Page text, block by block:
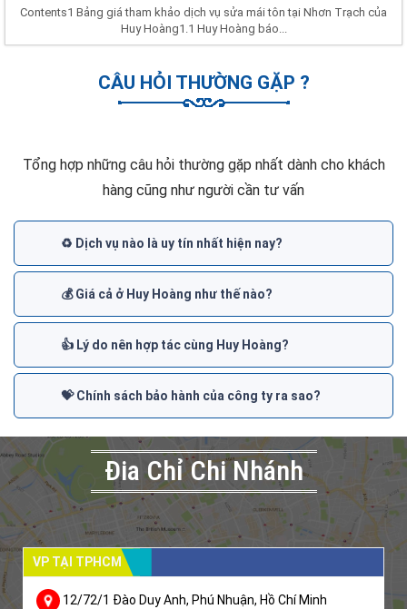
Contents1 Bảng giá tham khảo dịch vụ sửa mái tôn tại Nhơn Trạch của
Huy Hoàng1.1 Huy Hoàng báo...
CÂU HỎI THƯỜNG GẶP ?
Tổng hợp những câu hỏi thường gặp nhất dành cho khách
hàng cũng như người cần tư vấn
♻️ Dịch vụ nào là uy tín nhất hiện nay?
💰 Giá cả ở Huy Hoàng như thế nào?
👍 Lý do nên hợp tác cùng Huy Hoàng?
💝 Chính sách bảo hành của công ty ra sao?
Đia Chỉ Chi Nhánh
VP TẠI TPHCM
12/72/1 Đào Duy Anh, Phú Nhuận, Hồ Chí Minh